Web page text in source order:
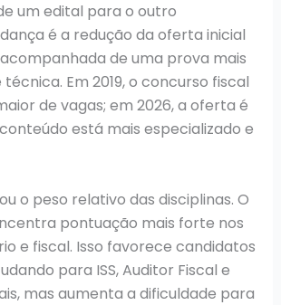
um edital para o outro
é a redução da oferta inicial
de uma prova mais
Em 2019, o concurso fiscal
de vagas; em 2026, a oferta é
está mais especializado e
o peso relativo das disciplinas. O
pontuação mais forte nos
e fiscal. Isso favorece candidatos
para ISS, Auditor Fiscal e
mas aumenta a dificuldade para